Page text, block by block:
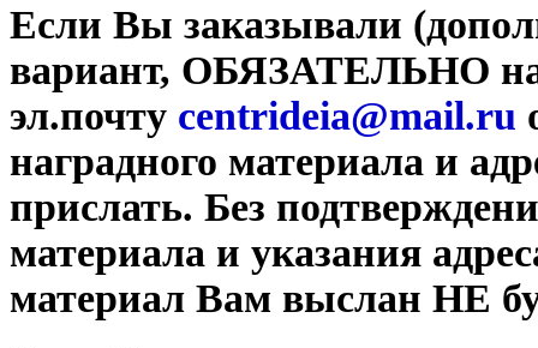
Если Вы заказывали
вариант, ОБЯЗАТЕЛЬНО
эл.почту centrideia@mail.ru
наградного материала и
прислать. Без
материала и указания
материал Вам выслан НЕ